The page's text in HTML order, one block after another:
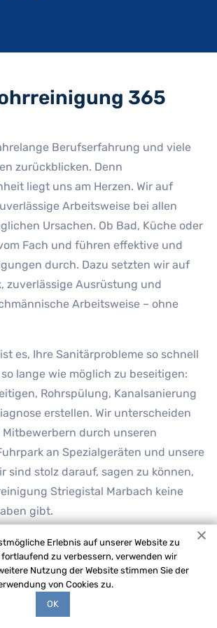
365
Berufserfahrung und viele
zurückblicken. Denn
liegt uns am Herzen. Wir auf
Arbeitsweise bei allen
Ursachen. Ob Bad, Küche oder
Fach und führen effektive und
durch. Dazu setzten wir auf
zuverlässige Ausrüstung und
Arbeitsweise – ohne
es, Ihre Sanitärprobleme so schnell
lange wie möglich zu beseitigen:
Rohrspülung, Kanalsanierung
erstellen. Wir unterscheiden
durch unseren
an Spezialgeräten und unsere
sind stolz darauf, sagen zu können,
Striegistal Marbach keine
gibt.
Erlebnis auf unserer Website zu
zu verbessern, verwenden wir
Nutzung der Website stimmen Sie der
von Cookies zu.
OK